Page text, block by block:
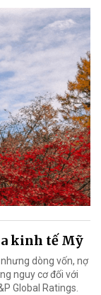
kinh tế Mỹ
dòng vốn, nợ
nguy cơ đối với
Global Ratings.